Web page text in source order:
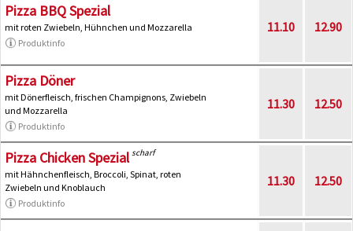
Pizza BBQ Spezial
mit roten Zwiebeln, Hühnchen und Mozzarella
Produktinfo
11.10 12.90
Pizza Döner
mit Dönerfleisch, frischen Champignons, Zwiebeln
und Mozzarella
Produktinfo
11.30 12.50
Pizza Chicken Spezial scharf
mit Hähnchenfleisch, Broccoli, Spinat, roten
Zwiebeln und Knoblauch
Produktinfo
11.30 12.50